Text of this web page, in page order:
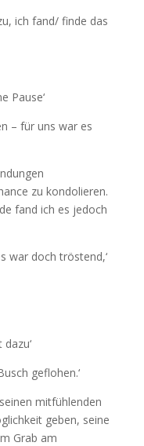
ich fand/ finde das
Pause‘
– für uns war es
zu kondolieren.
fand ich es jedoch
war doch tröstend,‘
geflohen.‘
mitfühlenden
geben, seine
Grab am